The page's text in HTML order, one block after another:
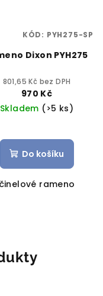
Dixon PYH275
801,65 Kč bez DPH
970 Kč
Skladem (>5 ks)
Do košíku
činelové rameno
KÓD: PYH275-SP